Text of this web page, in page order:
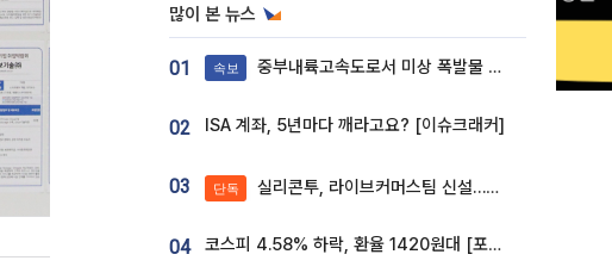
많이 본 뉴스
01 속보 중부내륙고속도로서 미상 폭발물 발견
02 ISA 계좌, 5년마다 깨라고요? [이슈크래커]
03 단독 실리콘투, 라이브커머스팀 신설…K뷰티 ‘글로벌 판매망’ 확대[K뷰티 라방戰]
04 코스피 4.58% 하락, 환율 1420원대 [포토]